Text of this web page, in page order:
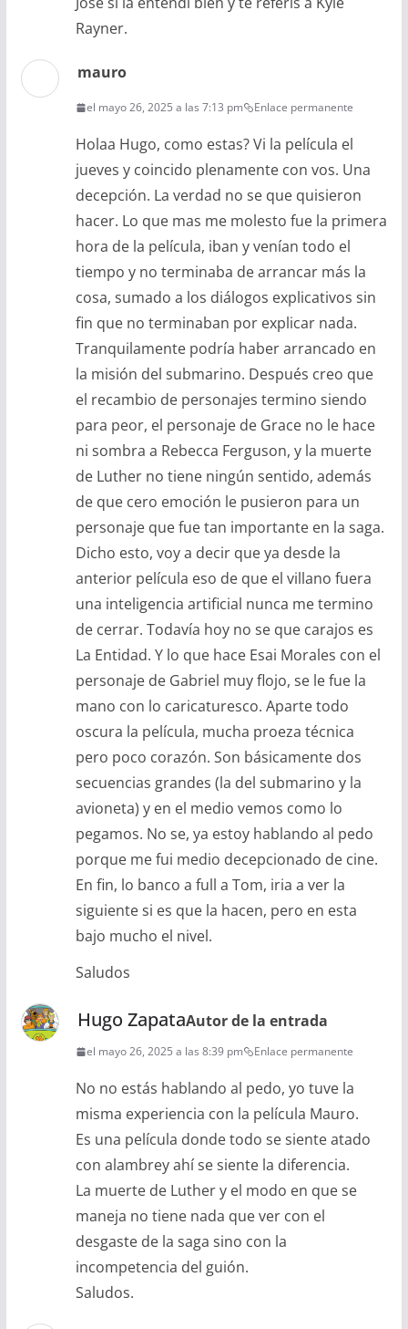
Rayner.
mauro
el mayo 26, 2025 a las 7:13 pm Enlace permanente
Holaa Hugo, como estas? Vi la película el
jueves y coincido plenamente con vos. Una
decepción. La verdad no se que quisieron
hacer. Lo que mas me molesto fue la primera
hora de la película, iban y venían todo el
tiempo y no terminaba de arrancar más la
cosa, sumado a los diálogos explicativos sin
fin que no terminaban por explicar nada.
Tranquilamente podría haber arrancado en
la misión del submarino. Después creo que
el recambio de personajes termino siendo
para peor, el personaje de Grace no le hace
ni sombra a Rebecca Ferguson, y la muerte
de Luther no tiene ningún sentido, además
de que cero emoción le pusieron para un
personaje que fue tan importante en la saga.
Dicho esto, voy a decir que ya desde la
anterior película eso de que el villano fuera
una inteligencia artificial nunca me termino
de cerrar. Todavía hoy no se que carajos es
La Entidad. Y lo que hace Esai Morales con el
personaje de Gabriel muy flojo, se le fue la
mano con lo caricaturesco. Aparte todo
oscura la película, mucha proeza técnica
pero poco corazón. Son básicamente dos
secuencias grandes (la del submarino y la
avioneta) y en el medio vemos como lo
pegamos. No se, ya estoy hablando al pedo
porque me fui medio decepcionado de cine.
En fin, lo banco a full a Tom, iria a ver la
siguiente si es que la hacen, pero en esta
bajo mucho el nivel.
Saludos
Hugo ZapataAutor de la entrada
el mayo 26, 2025 a las 8:39 pm Enlace permanente
No no estás hablando al pedo, yo tuve la
misma experiencia con la película Mauro.
Es una película donde todo se siente atado
con alambrey ahí se siente la diferencia.
La muerte de Luther y el modo en que se
maneja no tiene nada que ver con el
desgaste de la saga sino con la
incompetencia del guión.
Saludos.